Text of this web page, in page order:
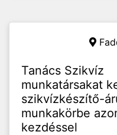
Tanács Szikvíz
munkatársakat
szikvízkészítő-
munkakörbe
kezdéssel